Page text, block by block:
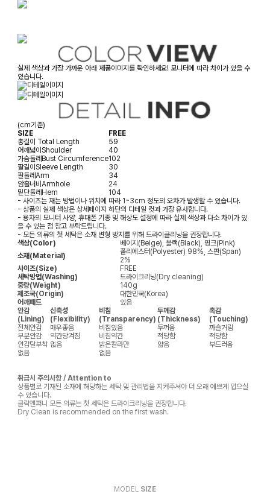
실제 색상과 가장 가까운 아래 제품이미지를 확인하세요! 모니터에 따라 차이가 있을 수
있습니다.
(cm기준)
SIZE
FREE
총길이 Total Length
59
어깨넓이Shoulder
40
가슴둘레Bust Circumference102
팔길이Sleeve Length
30
팔둘레Arm
34
암홀너비Armhole
24
밑단둘레Hem
104
- 사이즈는 재는 방법이나 위치에 따라 1~3cm 정도의 오차가 발생할 수 있습니다.
- 상품의 실제 색상은 상세페이지 하단의 디테일 컷과 가장 유사합니다.
- 용자의 모니터 사양, 휴대폰 기종 및 해상도 설정에 따라 실제 색상과 다소 차이가 있
을 수 있는 점 참고 부탁드립니다.
- 모든 의류의 첫 세탁은 소재 변형 방지를 위해 드라이클리닝을 권장합니다.
색상(Color)
베이지(Beige), 블랙(Black), 핑크(Pink)
소재(Material)
폴리에스터(Polyester) 98%, 스판(Span)
2%
사이즈(Size)
FREE
세탁방법(Washing)
드라이크리닝(Dry cleaning)
중량(Weight)
140g
제조국(Origin)
대한민국(Korea)
어깨패드
있음
안감
(Lining)
신축성
(Flexibility)
비침
(Transparency)
두께감
(Thickness)
촉감
(Touching)
전체안감
매우좋음 비침있음 두꺼움
까슬거림
부분안감
약간당겨짐 비침약간 적당함
적당함
안감탈부착 없음 밝은칼라만 얇음
부드러움
없음
없음
취급시 주의사항 / Attention to
상품별로 기재된 소재에 해당하는 세탁 및 관리법을 지켜주셔야 더 오래 예쁘게 입으실
수 있습니다.
클릭앤퍼니 모든 의류는 첫 세탁은 드라이크리닝을 권장합니다.
Dry Clean is recommended on the first wash.
MODEL SIZE